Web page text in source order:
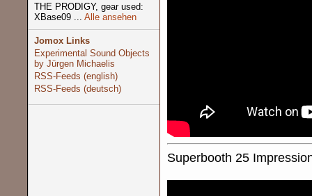
THE PRODIGY, gear used:
XBase09 ... Alle ansehen
Jomox Links
Experimental Sound Objects
by Jürgen Michaelis
RSS-Feeds (english)
RSS-Feeds (deutsch)
Superbooth 25